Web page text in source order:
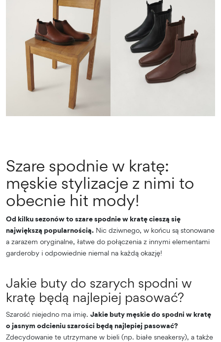
Szare spodnie w kratę:
męskie stylizacje z nimi to
obecnie hit mody!
Od kilku sezonów to szare spodnie w kratę cieszą się
największą popularnością. Nic dziwnego, w końcu są stonowane
a zarazem oryginalne, łatwe do połączenia z innymi elementami
garderoby i odpowiednie niemal na każdą okazję!
Jakie buty do szarych spodni w
kratę będą najlepiej pasować?
Szarość niejedno ma imię. Jakie buty męskie do spodni w kratę
o jasnym odcieniu szarości będą najlepiej pasować?
Zdecydowanie te utrzymane w bieli (np. białe sneakersy), a także